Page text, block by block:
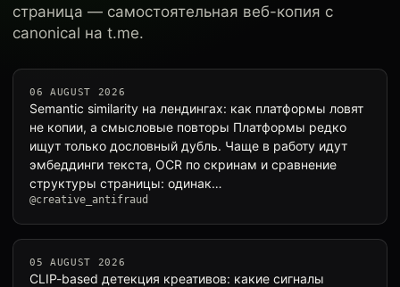
страница — самостоятельная веб-копия с
canonical на t.me.
06 AUGUST 2026
Semantic similarity на лендингах: как платформы ловят
не копии, а смысловые повторы Платформы редко
ищут только дословный дубль. Чаще в работу идут
эмбеддинги текста, OCR по скринам и сравнение
структуры страницы: одинак…
@creative_antifraud
05 AUGUST 2026
CLIP-based детекция креативов: какие сигналы